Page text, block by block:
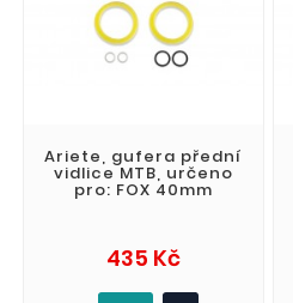
Ariete, gufera přední
vidlice MTB, určeno
pro: FOX 40mm
435 KčCena